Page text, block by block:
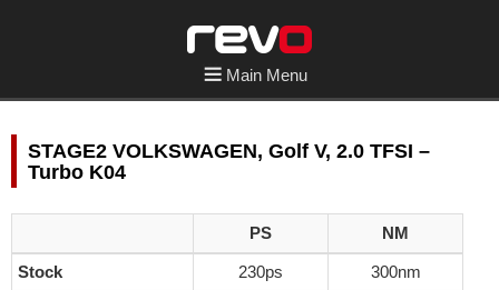
Main Menu
STAGE2 VOLKSWAGEN, Golf V, 2.0 TFSI –
Turbo K04
PS NM
Stock 230ps
300nm